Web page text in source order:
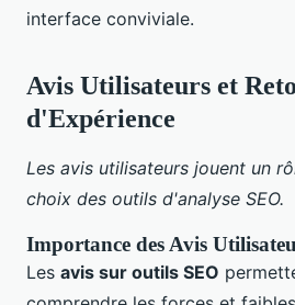
interface conviviale.
Avis Utilisateurs et
d'Expérience
Les avis utilisateurs jouent un
choix des outils d'analyse SEO.
Importance des Avis
Les avis sur outils SEO